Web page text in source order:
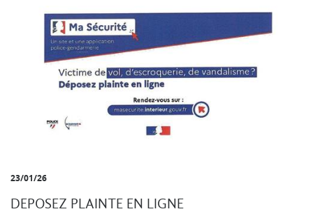
23/01/26
DEPOSEZ PLAINTE EN LIGNE